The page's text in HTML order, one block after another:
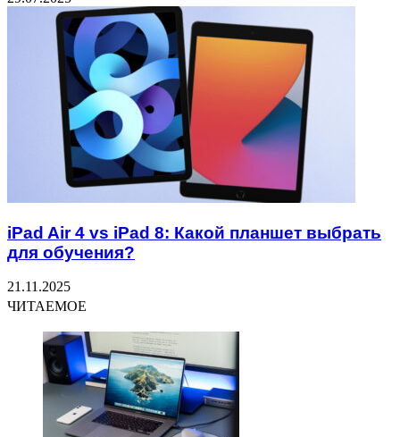
iPad Air 4 vs iPad 8: Какой планшет выбрать
для обучения?
21.11.2025
ЧИТАЕМОЕ